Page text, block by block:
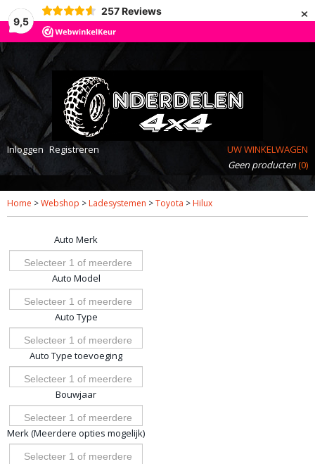
9,5
257 Reviews ×
Inloggen Registreren
UW WINKELWAGEN
Geen producten(0)
Home >Webshop > Ladesystemen >Toyota > Hilux
Auto Merk
Selecteer 1 of meerdere
opties
Auto Model
Selecteer 1 of meerdere
opties
Auto Type
Selecteer 1 of meerdere
opties
Auto Type toevoeging
Selecteer 1 of meerdere
opties
Bouwjaar
Selecteer 1 of meerdere
opties
Merk (Meerdere opties mogelijk)
Selecteer 1 of meerdere